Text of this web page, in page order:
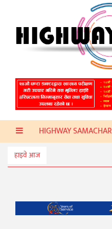
गृहपृष्ठ
ताजा
समाचार
प्रदेश
प्रविधि
स्वास्थ्य
मनोरञ्जन
HIGHWAY SAMACHAR
हाइवे आज